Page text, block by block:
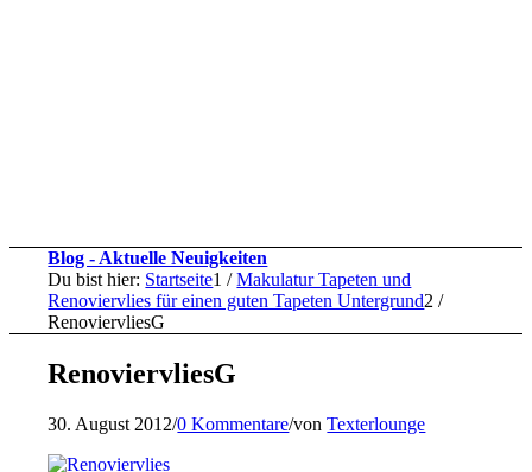
Blog - Aktuelle Neuigkeiten
Du bist hier: Startseite1 / Makulatur Tapeten und
Renoviervlies für einen guten Tapeten Untergrund2 /
RenoviervliesG
RenoviervliesG
30. August 2012/0 Kommentare/vonTexterlounge